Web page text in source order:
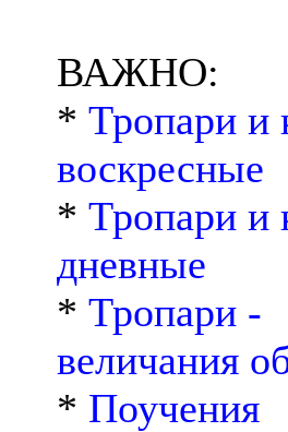
ВАЖНО:
* Тропари и
воскресные
* Тропари и
дневные
* Тропари -
величания
* Поучения